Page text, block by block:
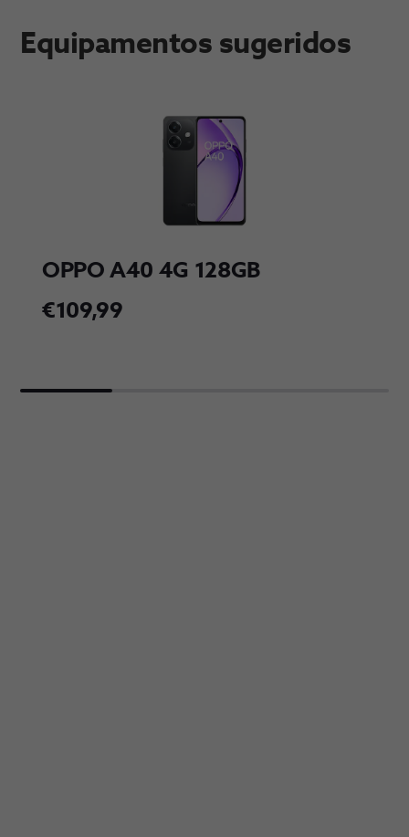
Equipamentos sugeridos
OPPO A40 4G 128GB
€109,99